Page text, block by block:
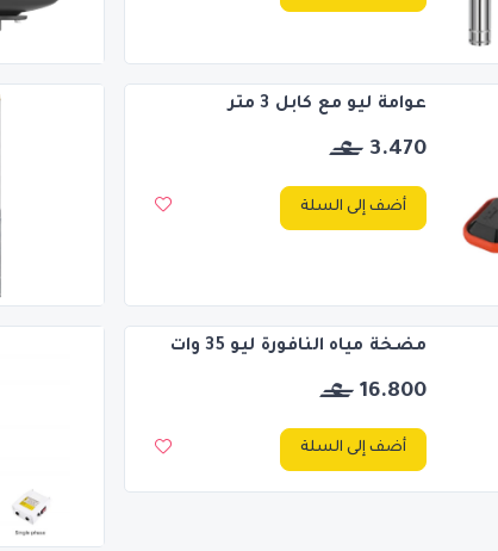
عوامة ليو مع كابل 3 متر
3.470
أضف إلى السلة
مضخة مياه النافورة ليو 35 وات
16.800
أضف إلى السلة